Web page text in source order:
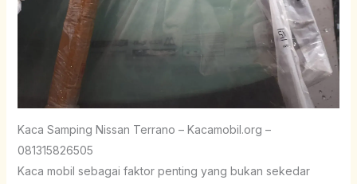
Kaca Samping Nissan Terrano – Kacamobil.org –
081315826505
Kaca mobil sebagai faktor penting yang bukan sekedar